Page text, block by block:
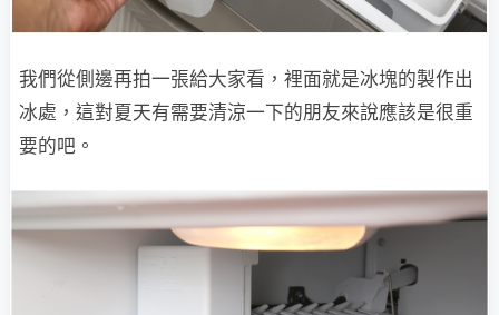
我們從側邊再拍一張給大家看，裡面就是冰塊的製作出
冰處，這對夏天有需要清涼一下的朋友來說應該是很重
要的吧。